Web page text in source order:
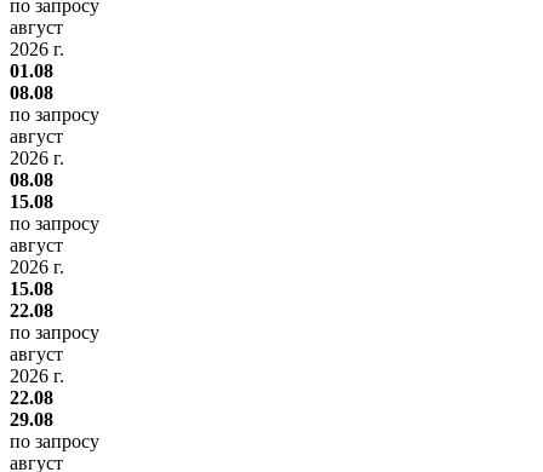
по запросу
август
2026 г.
01.08
08.08
по запросу
август
2026 г.
08.08
15.08
по запросу
август
2026 г.
15.08
22.08
по запросу
август
2026 г.
22.08
29.08
по запросу
август